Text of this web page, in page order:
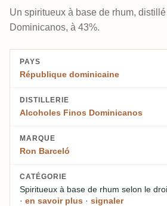
Un spiritueux à base de rhum,
Dominicanos, à 43%.
PAYS
République dominicaine
DISTILLERIE
Alcoholes Finos Dominicanos
MARQUE
Ron Barceló
CATÉGORIE
Spiritueux à base de rhum selon le
· en savoir plus · signaler